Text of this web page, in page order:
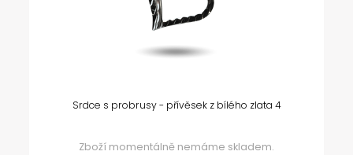
Srdce s probrusy - přívěsek z bílého zlata 4
Zboží momentálně nemáme skladem.